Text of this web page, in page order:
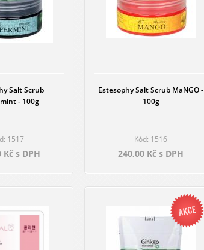
Salt Scrub
- 100g
1517
Kč s DPH
Estesophy Salt Scrub MaNGO -
100g
Kód: 1516
240,00 Kč s DPH